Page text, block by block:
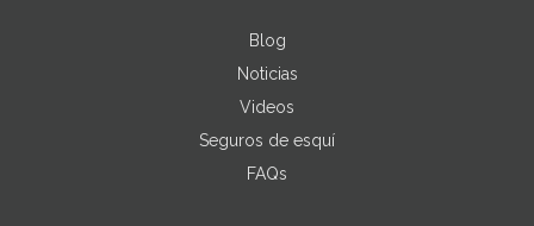
Blog
Noticias
Videos
Seguros de esquí
FAQs